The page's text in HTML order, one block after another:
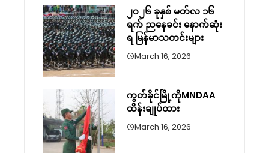
၂၀၂၆ ခုနှစ် မတ်လ ၁၆
ရက် ညနေခင်း နောက်ဆုံး
ရ မြန်မာသတင်းများ
March 16, 2026
ကွတ်ခိုင်မြို့ကိုMNDAA
ထိန်းချုပ်ထား
March 16, 2026